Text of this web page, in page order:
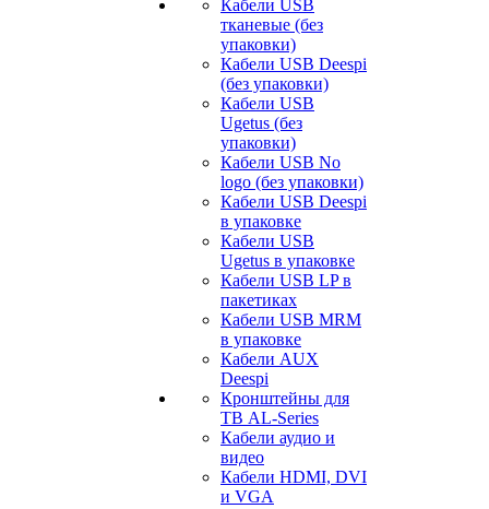
Кабели USB
тканевые (без
упаковки)
Кабели USB Deespi
(без упаковки)
Кабели USB
Ugetus (без
упаковки)
Кабели USB No
logo (без упаковки)
Кабели USB Deespi
в упаковке
Кабели USB
Ugetus в упаковке
Кабели USB LP в
пакетиках
Кабели USB MRM
в упаковке
Кабели AUX
Deespi
Кронштейны для
ТВ AL-Series
Кабели аудио и
видео
Кабели HDMI, DVI
и VGA